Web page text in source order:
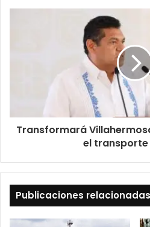
Transformará
el
Publicaciones relacionadas